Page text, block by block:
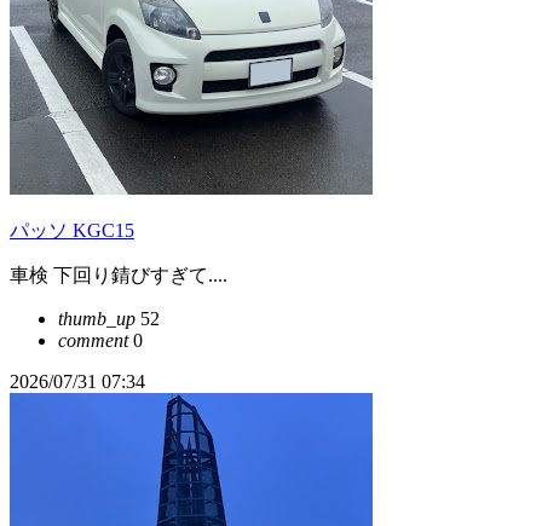
パッソ KGC15
車検 下回り錆びすぎて....
thumb_up 52
comment0
2026/07/31 07:34